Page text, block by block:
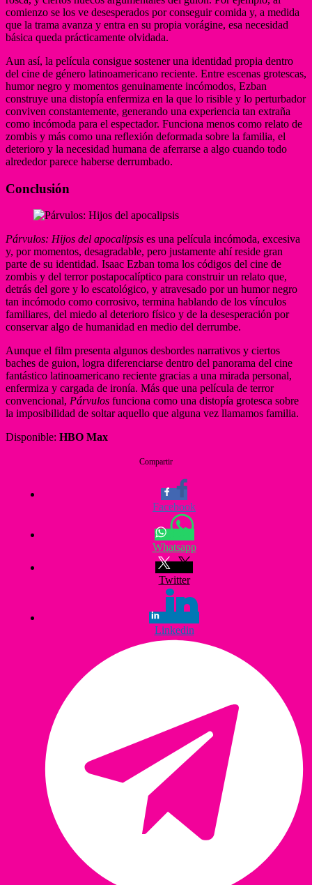
comienzo se los ve desesperados por conseguir comida y, a medida
que la trama avanza y entra en su propia vorágine, esa necesidad
básica queda prácticamente olvidada.
Aun así, la película consigue sostener una identidad propia dentro
del cine de género latinoamericano reciente. Entre escenas grotescas,
humor negro y momentos genuinamente incómodos, Ezban
construye una distopía enfermiza en la que lo risible y lo perturbador
conviven constantemente, generando una experiencia tan extraña
como incómoda para el espectador. Funciona menos como relato de
zombis y más como una reflexión deformada sobre la familia, el
deterioro y la necesidad humana de aferrarse a algo cuando todo
alrededor parece haberse derrumbado.
Conclusión
Párvulos: Hijos del apocalipsis es una película incómoda, excesiva
y, por momentos, desagradable, pero justamente ahí reside gran
parte de su identidad. Isaac Ezban toma los códigos del cine de
zombis y del terror postapocalíptico para construir un relato que,
detrás del gore y lo escatológico, y atravesado por un humor negro
tan incómodo como corrosivo, termina hablando de los vínculos
familiares, del miedo al deterioro físico y de la desesperación por
conservar algo de humanidad en medio del derrumbe.
Aunque el film presenta algunos desbordes narrativos y ciertos
baches de guion, logra diferenciarse dentro del panorama del cine
fantástico latinoamericano reciente gracias a una mirada personal,
enfermiza y cargada de ironía. Más que una película de terror
convencional, Párvulos funciona como una distopía grotesca sobre
la imposibilidad de soltar aquello que alguna vez llamamos familia.
Disponible: HBO Max
Compartir
Facebook
Whatsapp
Twitter
Linkedin